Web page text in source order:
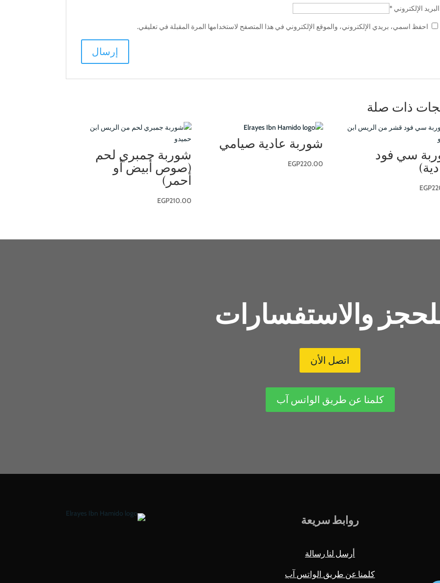
البريد الإلكتروني *
احفظ اسمي، بريدي الإلكتروني، والموقع الإلكتروني في هذا المتصفح لاستخدامها المرة المقبلة في تعليقي.
ذات صلة
سي فود
EGP
شوربة عادية صيامي
EGP220.00
شوربة جمبري لحم
(صوص أبيض أو
أحمر)
EGP210.00
والاستفسارات
اتصل الأن
كلمنا عن طريق الواتس آب
روابط سريعة
أرسل لنا رسالة
كلمنا عن طريق الواتس آب